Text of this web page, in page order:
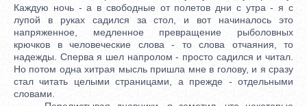
Каждую ночь - а в свободные от полетов дни с утра - я с
лупой в руках садился за стол, и вот начиналось это
напряженное, медленное превращение рыболовных
крючков в человеческие слова - то слова отчаяния, то
надежды. Сперва я шел напролом - просто садился и читал.
Но потом одна хитрая мысль пришла мне в голову, и я сразу
стал читать целыми страницами, а прежде - отдельными
словами.